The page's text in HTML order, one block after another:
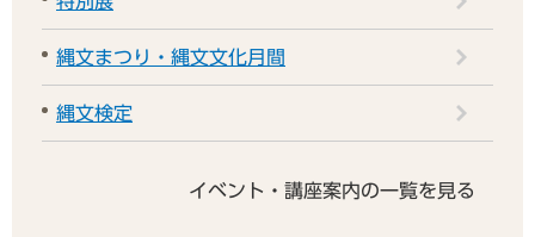
縄文まつり・縄文文化月間
縄文検定
イベント・講座案内の一覧を見る